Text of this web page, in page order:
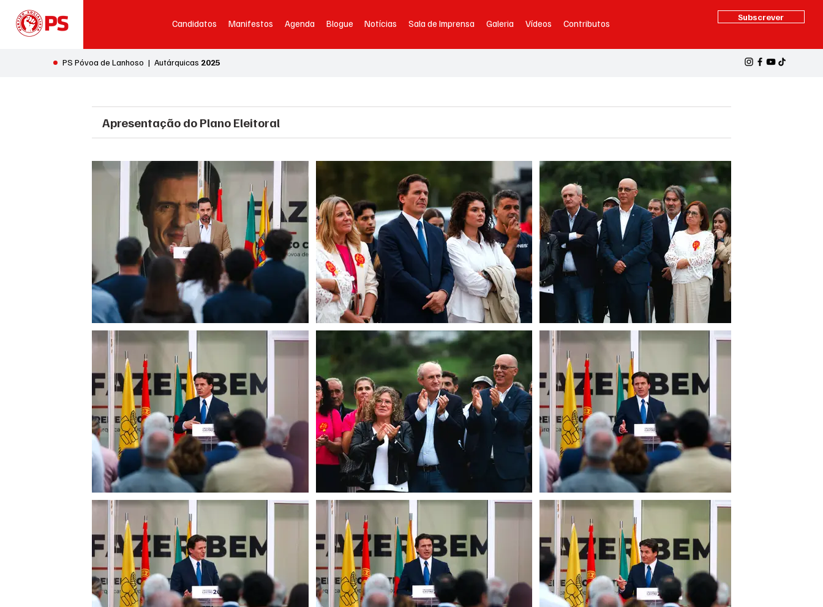
Candidatos Manifestos Agenda Blogue Notícias Sala de Imprensa Galeria Vídeos Contributos
Subscrever
• PS Póvoa de Lanhoso | Autárquicas 2025
Apresentação do Plano Eleitoral